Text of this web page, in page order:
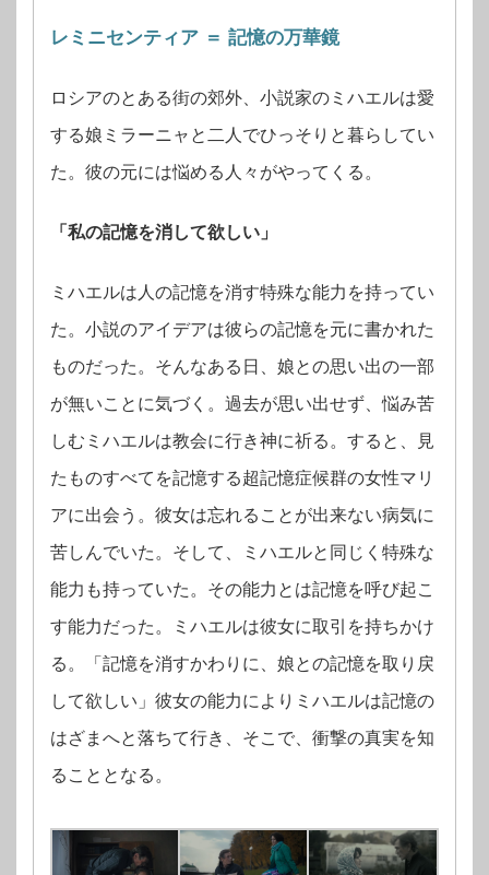
レミニセンティア ＝ 記憶の万華鏡
ロシアのとある街の郊外、小説家のミハエルは愛
する娘ミラーニャと二人でひっそりと暮らしてい
た。彼の元には悩める人々がやってくる。
「私の記憶を消して欲しい」
ミハエルは人の記憶を消す特殊な能力を持ってい
た。小説のアイデアは彼らの記憶を元に書かれた
ものだった。そんなある日、娘との思い出の一部
が無いことに気づく。過去が思い出せず、悩み苦
しむミハエルは教会に行き神に祈る。すると、見
たものすべてを記憶する超記憶症候群の女性マリ
アに出会う。彼女は忘れることが出来ない病気に
苦しんでいた。そして、ミハエルと同じく特殊な
能力も持っていた。その能力とは記憶を呼び起こ
す能力だった。ミハエルは彼女に取引を持ちかけ
る。「記憶を消すかわりに、娘との記憶を取り戻
して欲しい」彼女の能力によりミハエルは記憶の
はざまへと落ちて行き、そこで、衝撃の真実を知
ることとなる。